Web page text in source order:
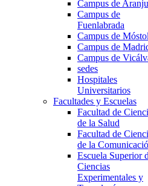
Campus de
Campus de
Fuenlabrada
Campus de
Campus de
Campus de
sedes
Hospitales
Universitarios
Facultades y Escuelas
Facultad de
de la Salud
Facultad de
de la
Escuela Superior
Ciencias
Experimentales y